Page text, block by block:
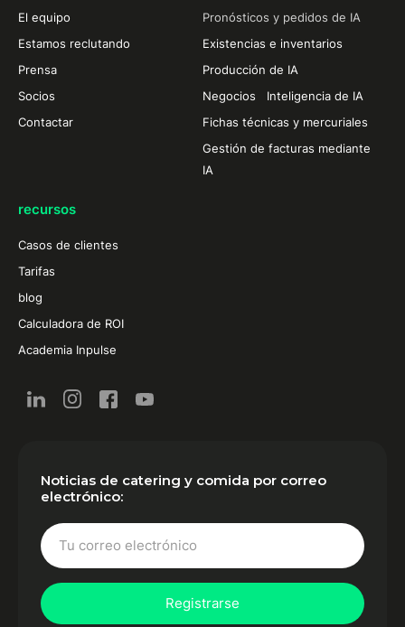
El equipo
Estamos reclutando
Prensa
Socios
Contactar
Pronósticos y pedidos de IA
Existencias e inventarios
Producción de IA
Negocios Inteligencia de IA
Fichas técnicas y mercuriales
Gestión de facturas mediante
IA
recursos
Casos de clientes
Tarifas
blog
Calculadora de ROI
Academia Inpulse
Noticias de catering y comida por correo
electrónico: